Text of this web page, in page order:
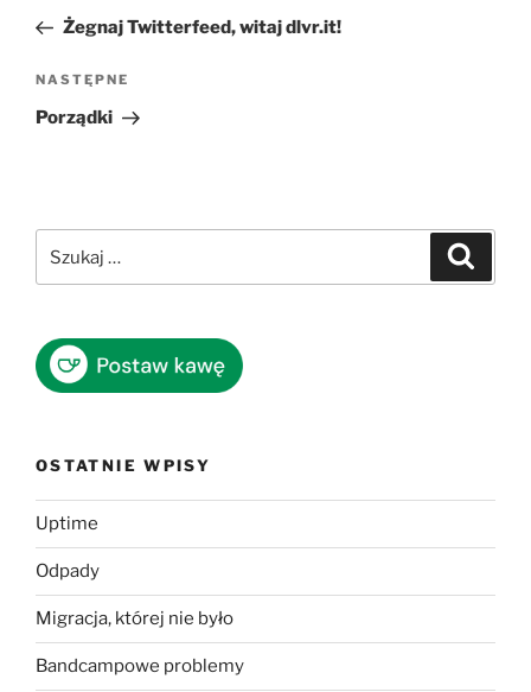
wpisu
wpisŻegnaj Twitterfeed, witaj dlvr.it!
Następny
wpis
NASTĘPNE
Porządki
OSTATNIE WPISY
Uptime
Odpady
Migracja, której nie było
Bandcampowe problemy